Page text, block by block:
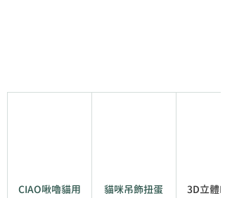
CIAO啾嚕貓用
貓咪吊飾扭蛋
3D立體